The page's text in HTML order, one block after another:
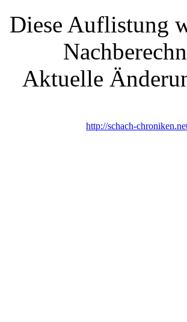
Diese Auflistung
Aktuelle
http://schach-